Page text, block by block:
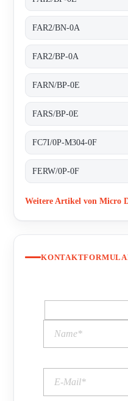
FAR2/BN-0A
FAR2/BP-0A
FARN/BP-0E
FARS/BP-0E
FC7I/0P-M304-0F
FERW/0P-0F
Weitere Artikel von Micro